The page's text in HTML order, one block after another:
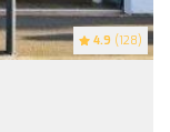
4.9 (128)